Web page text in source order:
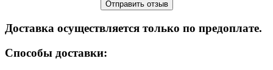
Доставка осуществляется только по предоплате.
Cпособы доставки: